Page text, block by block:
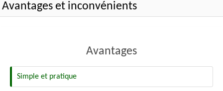
Avantages et inconvénients
Avantages
Simple et pratique